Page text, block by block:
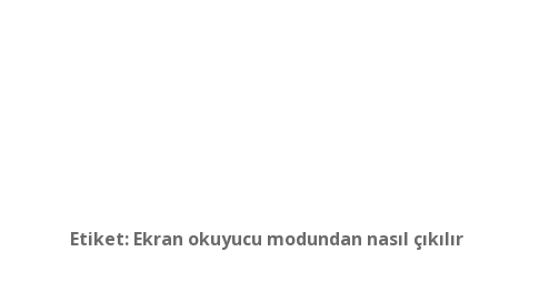
Etiket: Ekran okuyucu modundan nasıl çıkılır